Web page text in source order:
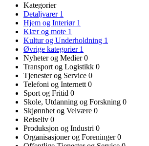
Kategorier
Detaljvarer 1
Hjem og Interiør 1
Klær og mote 1
Kultur og Underholdning 1
Øvrige kategorier 1
Nyheter og Medier0
Transport og Logistikk 0
Tjenester og Service 0
Telefoni og Internett 0
Sport og Fritid 0
Skole, Utdanning og Forskning 0
Skjønnhet og Velvære 0
Reiseliv 0
Produksjon og Industri 0
Organisasjoner og Foreninger0